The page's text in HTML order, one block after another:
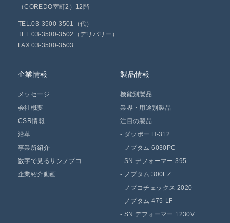
（COREDO室町2）12階
TEL.03-3500-3501（代）
TEL.03-3500-3502（デリバリー）
FAX.03-3500-3503
企業情報
メッセージ
会社概要
CSR情報
沿革
事業所紹介
数字で見るサンノプコ
企業紹介動画
製品情報
機能別製品
業界・用途別製品
注目の製品
- ダッポー H-312
- ノプタム 6030PC
-SN デフォーマー 395
- ノプタム 300EZ
- ノプコチェックス 2020
- ノプタム 475-LF
-SN デフォーマー 1230V